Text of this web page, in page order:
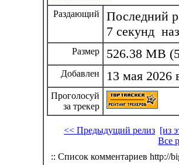
Раздающий
Последний
7 секунд
Размер 526.38 MB
Добавлен 13 мая 2026
Проголосуй
за трекер
<< Предыдущий релиз [из
Все
:: Список комментариев http://